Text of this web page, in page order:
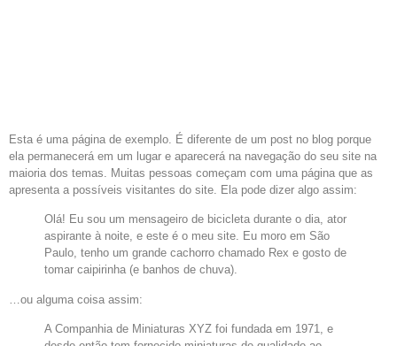
Esta é uma página de exemplo. É diferente de um post no blog porque
ela permanecerá em um lugar e aparecerá na navegação do seu site na
maioria dos temas. Muitas pessoas começam com uma página que as
apresenta a possíveis visitantes do site. Ela pode dizer algo assim:
Olá! Eu sou um mensageiro de bicicleta durante o dia, ator
aspirante à noite, e este é o meu site. Eu moro em São
Paulo, tenho um grande cachorro chamado Rex e gosto de
tomar caipirinha (e banhos de chuva).
…ou alguma coisa assim:
A Companhia de Miniaturas XYZ foi fundada em 1971, e